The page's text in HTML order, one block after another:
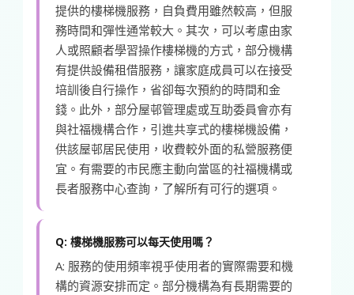
提供的樓梯機服務，自負費用雖然較高，但服
務時間和彈性通常較大。其次，可以考慮由家
人或照顧者學習操作樓梯機的方式，部分機構
有提供設備租借服務，讓家庭成員可以在接受
培訓後自行操作，省卻每次預約的時間和金
錢。此外，部分屋邨管理處或互助委員會亦有
與社福機構合作，引進共享式的樓梯機設備，
供該屋邨居民使用，收費較外面的私營服務便
宜。有需要的市民應主動向當區的社福機構或
長者服務中心查詢，了解所有可行的選項。
Q: 樓梯機服務可以每天使用嗎？
A: 服務的使用頻率視乎使用者的實際需要和機
構的資源安排而定。部分機構為有長期需要的